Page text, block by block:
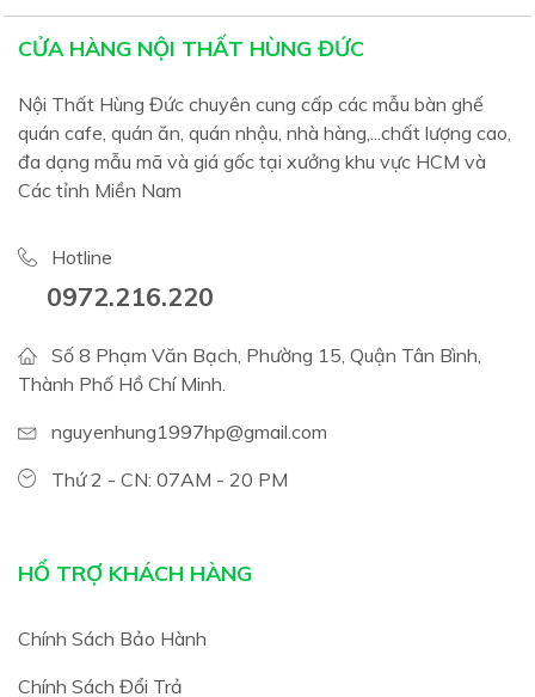
CỬA HÀNG NỘI THẤT HÙNG ĐỨC
Nội Thất Hùng Đức chuyên cung cấp các mẫu bàn ghế
quán cafe, quán ăn, quán nhậu, nhà hàng,...chất lượng cao,
đa dạng mẫu mã và giá gốc tại xưởng khu vực HCM và
Các tỉnh Miền Nam
Hotline
0972.216.220
Số 8 Phạm Văn Bạch, Phường 15, Quận Tân Bình,
Thành Phố Hồ Chí Minh.
nguyenhung1997hp@gmail.com
Thứ 2 - CN: 07AM - 20 PM
HỔ TRỢ KHÁCH HÀNG
Chính Sách Bảo Hành
Chính Sách Đổi Trả